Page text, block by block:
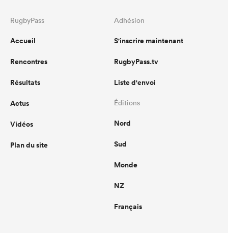
RugbyPass
Accueil
Rencontres
Résultats
Actus
Vidéos
Plan du site
Adhésion
S'inscrire maintenant
RugbyPass.tv
Liste d'envoi
Éditions
Nord
Sud
Monde
NZ
Français